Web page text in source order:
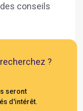
conseils
?
seront
d'intérêt.